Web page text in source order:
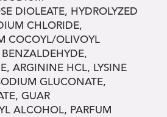
DIOLEATE, HYDROLYZED
CHLORIDE,
COCOYL/OLIVOYL
ARGININE HCL, LYSINE
GLUCONATE,
GUAR
ALCOHOL, PARFUM